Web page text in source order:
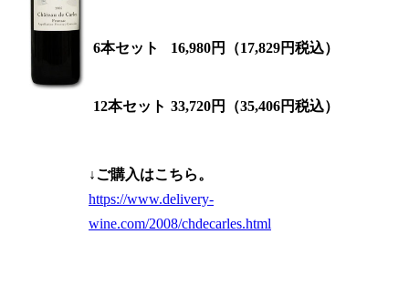
6本セット 16,980円（17,829円税込）
12本セット 33,720円（35,406円税込）
↓ご購入はこちら。
https://www.delivery-
wine.com/2008/chdecarles.html